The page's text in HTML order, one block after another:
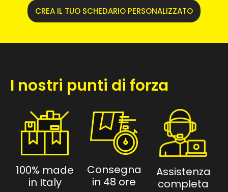
CREA IL TUO SCHEDARIO PERSONALIZZATO
I nostri punti di forza
100% made
in Italy
Consegna
in 48 ore
Assistenza
completa